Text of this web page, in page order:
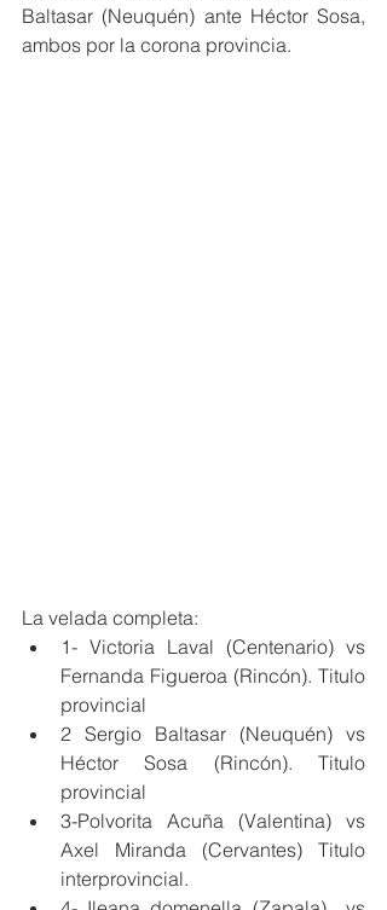
Baltasar (Neuquén) ante Héctor Sosa,
ambos por la corona provincia.
La velada completa:
1- Victoria Laval (Centenario) vs
Fernanda Figueroa (Rincón). Titulo
provincial
2 Sergio Baltasar (Neuquén) vs
Héctor Sosa (Rincón). Titulo
provincial
3-Polvorita Acuña (Valentina) vs
Axel Miranda (Cervantes) Titulo
interprovincial.